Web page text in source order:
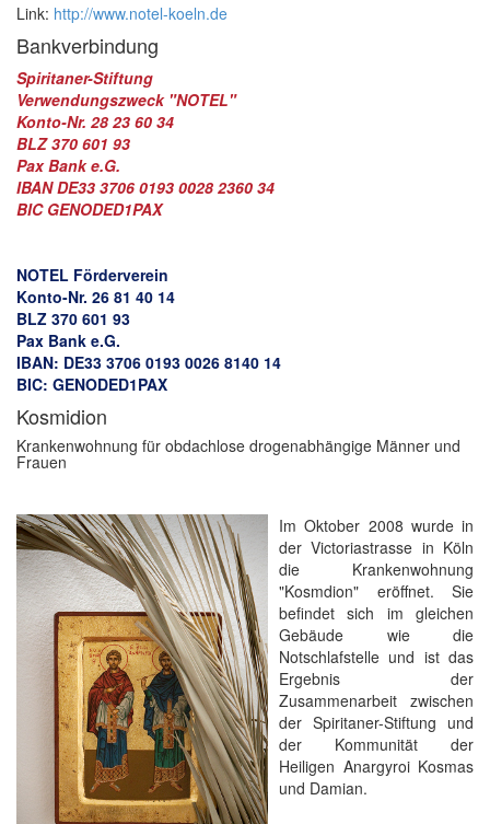
Archiv
Suche
Link: http://www.notel-koeln.de
Bankverbindung
Spiritaner-Stiftung
Verwendungszweck "NOTEL"
Konto-Nr. 28 23 60 34
BLZ 370 601 93
Pax Bank e.G.
IBAN DE33 3706 0193 0028 2360 34
BIC GENODED1PAX
NOTEL Förderverein
Konto-Nr. 26 81 40 14
BLZ 370 601 93
Pax Bank e.G.
IBAN: DE33 3706 0193 0026 8140 14
BIC: GENODED1PAX
Kosmidion
Krankenwohnung für obdachlose drogenabhängige Männer und
Frauen
Im Oktober 2008 wurde in
der Victoriastrasse in Köln
die Krankenwohnung
"Kosmdion" eröffnet. Sie
befindet sich im gleichen
Gebäude wie die
Notschlafstelle und ist das
Ergebnis der
Zusammenarbeit zwischen
der Spiritaner-Stiftung und
der Kommunität der
Heiligen Anargyroi Kosmas
und Damian.